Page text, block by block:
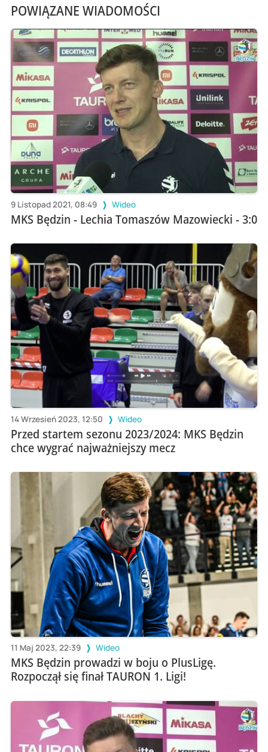
POWIĄZANE WIADOMOŚCI
9 Listopad 2021, 08:49 Wideo
MKS Będzin - Lechia Tomaszów Mazowiecki - 3:0
14 Wrzesień 2023, 12:50 Wideo
Przed startem sezonu 2023/2024: MKS Będzin
chce wygrać najważniejszy mecz
11 Maj 2023, 22:39 Wideo
MKS Będzin prowadzi w boju o PlusLigę.
Rozpoczął się finał TAURON 1. Ligi!